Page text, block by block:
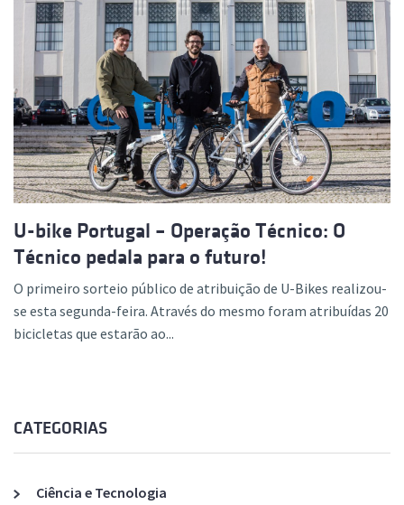
U-bike Portugal – Operação Técnico: O
Técnico pedala para o futuro!
O primeiro sorteio público de atribuição de U-Bikes realizou-
se esta segunda-feira. Através do mesmo foram atribuídas 20
bicicletas que estarão ao...
CATEGORIAS
Ciência e Tecnologia